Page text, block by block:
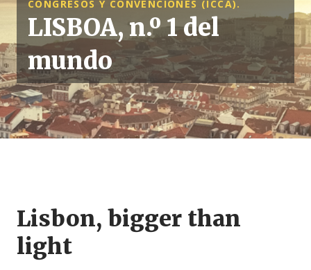
CONGRESOS Y CONVENCIONES (ICCA).
LISBOA, n.º 1 del
mundo
Lisbon, bigger than
light